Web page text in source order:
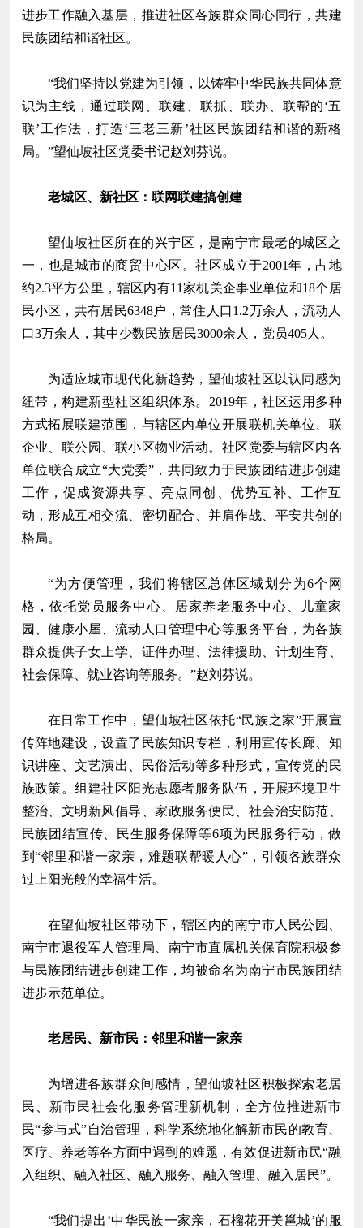
进步工作融入基层，推进社区各族群众同心同行，共建
民族团结和谐社区。
“我们坚持以党建为引领，以铸牢中华民族共同体意
识为主线，通过联网、联建、联抓、联办、联帮的‘五
联’工作法，打造‘三老三新’社区民族团结和谐的新格
局。”望仙坡社区党委书记赵刘芬说。
老城区、新社区：联网联建搞创建
望仙坡社区所在的兴宁区，是南宁市最老的城区之
一，也是城市的商贸中心区。社区成立于2001年，占地
约2.3平方公里，辖区内有11家机关企事业单位和18个居
民小区，共有居民6348户，常住人口1.2万余人，流动人
口3万余人，其中少数民族居民3000余人，党员405人。
为适应城市现代化新趋势，望仙坡社区以认同感为
纽带，构建新型社区组织体系。2019年，社区运用多种
方式拓展联建范围，与辖区内单位开展联机关单位、联
企业、联公园、联小区物业活动。社区党委与辖区内各
单位联合成立“大党委”，共同致力于民族团结进步创建
工作，促成资源共享、亮点同创、优势互补、工作互
动，形成互相交流、密切配合、并肩作战、平安共创的
格局。
“为方便管理，我们将辖区总体区域划分为6个网
格，依托党员服务中心、居家养老服务中心、儿童家
园、健康小屋、流动人口管理中心等服务平台，为各族
群众提供子女上学、证件办理、法律援助、计划生育、
社会保障、就业咨询等服务。”赵刘芬说。
在日常工作中，望仙坡社区依托“民族之家”开展宣
传阵地建设，设置了民族知识专栏，利用宣传长廊、知
识讲座、文艺演出、民俗活动等多种形式，宣传党的民
族政策。组建社区阳光志愿者服务队伍，开展环境卫生
整治、文明新风倡导、家政服务便民、社会治安防范、
民族团结宣传、民生服务保障等6项为民服务行动，做
到“邻里和谐一家亲，难题联帮暖人心”，引领各族群众
过上阳光般的幸福生活。
在望仙坡社区带动下，辖区内的南宁市人民公园、
南宁市退役军人管理局、南宁市直属机关保育院积极参
与民族团结进步创建工作，均被命名为南宁市民族团结
进步示范单位。
老居民、新市民：邻里和谐一家亲
为增进各族群众间感情，望仙坡社区积极探索老居
民、新市民社会化服务管理新机制，全方位推进新市
民“参与式”自治管理，科学系统地化解新市民的教育、
医疗、养老等各方面中遇到的难题，有效促进新市民“融
入组织、融入社区、融入服务、融入管理、融入居民”。
“我们提出‘中华民族一家亲，石榴花开美邕城’的服